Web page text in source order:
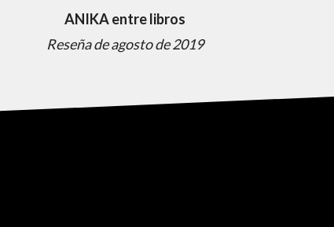
ANIKA entre libros
Reseña de agosto de 2019